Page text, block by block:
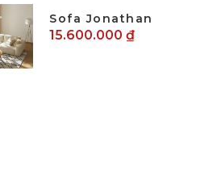
Sofa Jonathan
15.600.000 ₫